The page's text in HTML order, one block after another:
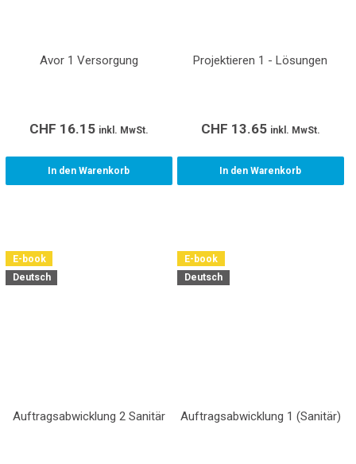
Avor 1 Versorgung
CHF 16.15 inkl. MwSt.
In den Warenkorb
Projektieren 1 - Lösungen
CHF 13.65 inkl. MwSt.
In den Warenkorb
E-book
Deutsch
Auftragsabwicklung 2 Sanitär
E-book
Deutsch
Auftragsabwicklung 1 (Sanitär)